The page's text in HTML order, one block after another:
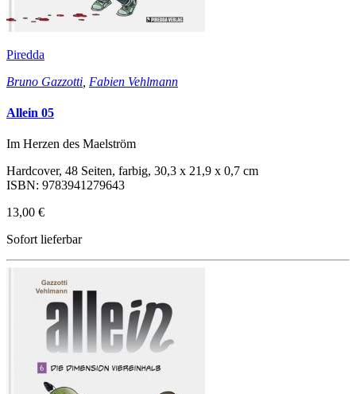
Piredda
Bruno Gazzotti Fabien Vehlmann
Allein 05
Im Herzen des Maelström
Hardcover, 48 Seiten, farbig, 30,3 x 21,9 x 0,7 cm
ISBN: 9783941279643
13,00 €
Sofort lieferbar